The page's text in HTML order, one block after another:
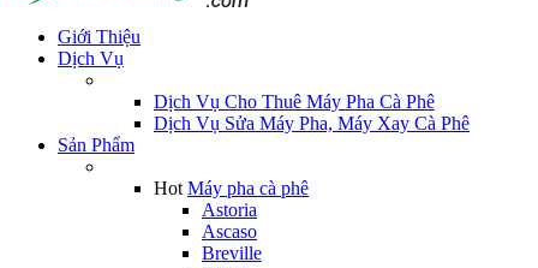
Giới Thiệu
Dịch Vụ
Dịch Vụ Cho Thuê Máy Pha Cà Phê
Dịch Vụ Sửa Máy Pha, Máy Xay Cà Phê
Sản Phẩm
Hot Máy pha cà phê
Astoria
Ascaso
Breville